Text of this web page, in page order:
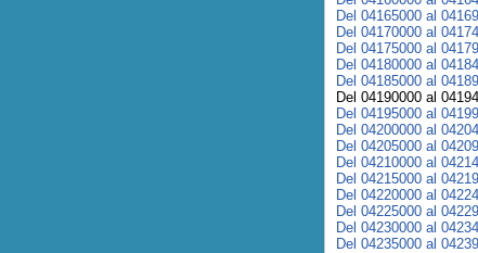
Del 04165000 al
Del 04170000 al
Del 04175000 al
Del 04180000 al
Del 04185000 al
Del 04190000 al
Del 04195000 al
Del 04200000 al
Del 04205000 al
Del 04210000 al
Del 04215000 al
Del 04220000 al
Del 04225000 al
Del 04230000 al
Del 04235000 al